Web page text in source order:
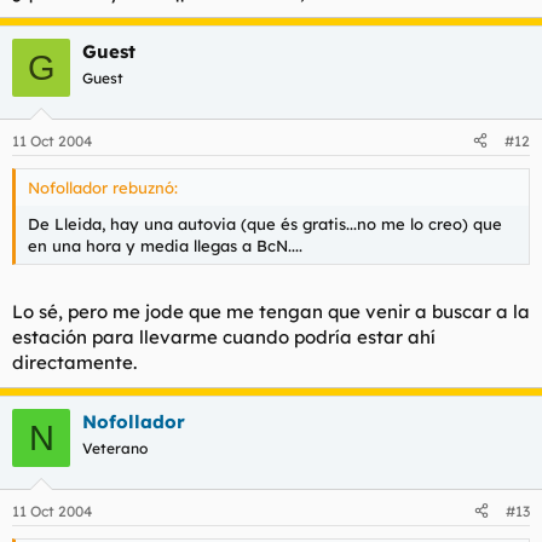
G Guest
Guest
11 Oct 2004 #12
Nofollador rebuznó:
De Lleida, hay una autovia (que és gratis...no me lo creo) que
en una hora y media llegas a BcN....
Lo sé, pero me jode que me tengan que venir a buscar a la
estación para llevarme cuando podría estar ahí
directamente.
N Nofollador
Veterano
11 Oct 2004 #13